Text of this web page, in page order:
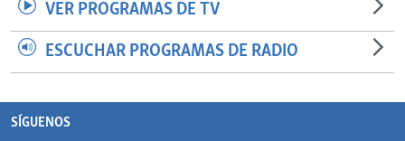
VER PROGRAMAS DE TV
ESCUCHAR PROGRAMAS DE RADIO
SÍGUENOS